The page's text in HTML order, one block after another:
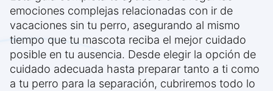
emociones complejas relacionadas con ir de
vacaciones sin tu perro, asegurando al mismo
tiempo que tu mascota reciba el mejor cuidado
posible en tu ausencia. Desde elegir la opción de
cuidado adecuada hasta preparar tanto a ti como
a tu perro para la separación, cubriremos todo lo